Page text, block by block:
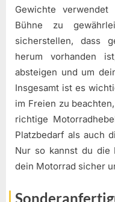
Gewichte
Bühne zu
sicherstellen, dass
herum vorhanden
absteigen und um
Insgesamt ist es
im Freien zu
richtige
Platzbedarf als auch
Nur so kannst du die
dein Motorrad sicher